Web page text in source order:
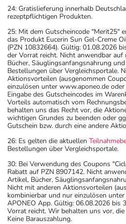
24: Gratislieferung innerhalb
rezeptpflichtigen Produkten.
25: Mit dem Gutscheincode "Merit25"
das Produkt Eucerin Sun Gel-Creme
(PZN 10832664). Gültig: 01.08.2026
der Vorrat reicht. Nicht anwendbar
Bücher, Säuglingsanfangsnahrung
Bestellungen über Vergleichsportale.
Aktionsvorteilen (ausgenommen
einzulösen unter www.aponeo.de
Eingabe des Gutscheincodes im
Vorteils automatisch vom
behalten uns das Recht vor, die
wichtigen Grundes zu beenden oder
Gutschein bzw. durch eine andere
26: Es gelten die aktuellen
Bestellungen über Vergleichsportale.
30: Bei Verwendung des Coupons
Rabatt auf PZN 8907142. Nicht
Artikel, Bücher,
Nicht mit anderen Aktionsvorteilen
kombinierbar und nur einzulösen
APONEO App. Gültig: 06.08.2026 bis
Vorrat reicht. Wir behalten uns vor,
Keine Barauszahlung.